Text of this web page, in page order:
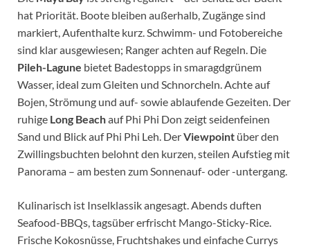
hat Priorität. Boote bleiben außerhalb, Zugänge sind
markiert, Aufenthalte kurz. Schwimm- und Fotobereiche
sind klar ausgewiesen; Ranger achten auf Regeln. Die
Pileh-Lagune bietet Badestopps in smaragdgrünem
Wasser, ideal zum Gleiten und Schnorcheln. Achte auf
Bojen, Strömung und auf- sowie ablaufende Gezeiten. Der
ruhige Long Beachauf Phi Phi Don zeigt seidenfeinen
Sand und Blick auf Phi Phi Leh. DerViewpoint über den
Zwillingsbuchten belohnt den kurzen, steilen Aufstieg mit
Panorama – am besten zum Sonnenauf- oder -untergang.
Kulinarisch ist Inselklassik angesagt. Abends duften
Seafood-BBQs, tagsüber erfrischt Mango-Sticky-Rice.
Frische Kokosnüsse, Fruchtshakes und einfache Currys